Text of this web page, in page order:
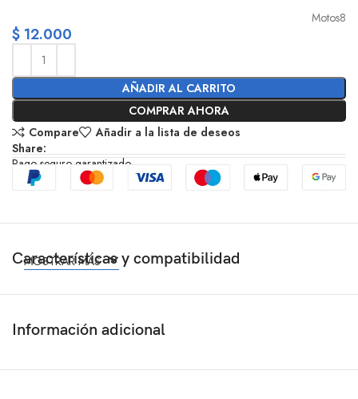
Motos8
$ 12.000
AÑADIR AL CARRITO
COMPRAR AHORA
Compare
Añadir a la lista de deseos
Share:
Pago seguro garantizado
Características y compatibilidad
MOSTRAR MÁS
Información adicional